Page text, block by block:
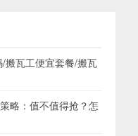
搬瓦工便宜套餐/搬瓦
略：值不值得抢？怎